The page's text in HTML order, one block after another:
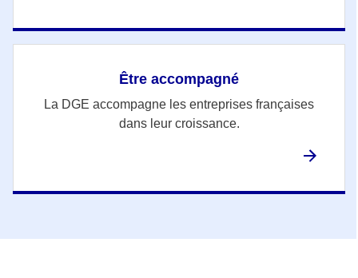
Être accompagné
La DGE accompagne les entreprises françaises
dans leur croissance.